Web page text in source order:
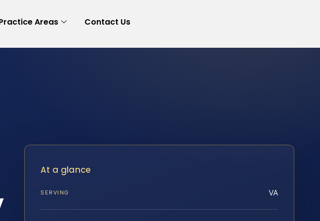
Areas Contact Us
At a glance
SERVING VA